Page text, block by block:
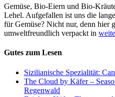
Gemüse, Bio-Eiern und Bio-
Lehel. Aufgefallen ist uns die
für Gemüse? Nicht nur, denn hier
umweltfreundlich verpackt in
Gutes zum Lesen
Sizilianische Spezialität:
The Cloud by Käfer –
Regenwald